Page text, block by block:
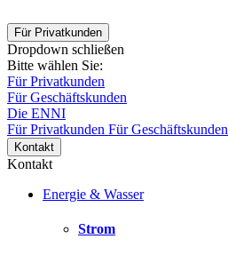
Für Privatkunden
Dropdown schließen
Bitte wählen Sie:
Für Privatkunden
Für Geschäftskunden
Die ENNI
Für Privatkunden Für Geschäftskunden
Kontakt
Kontakt
Energie & Wasser
Strom